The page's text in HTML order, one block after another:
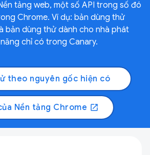
tảng web, một số API trong số đó
Chrome. Ví dụ: bản dùng thử
bản dùng thử dành cho nhà phát
chỉ có trong Canary.
theo nguyên gốc hiện có
Nền tảng Chrome open_in_new